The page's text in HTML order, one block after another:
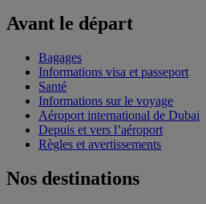
Avant le départ
Bagages
Informations visa et passeport
Santé
Informations sur le voyage
Aéroport international de Dubai
Depuis et vers l’aéroport
Règles et avertissements
Nos destinations